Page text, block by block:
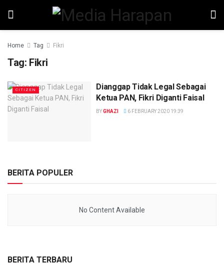
Home Tag Fikri
Tag: Fikri
CITIZEN
Dianggap Tidak Legal Sebagai
Ketua PAN, Fikri Diganti Faisal
BYGHAZI 6 FEBRUARY 2020 19:39
BERITA POPULER
No Content Available
BERITA TERBARU